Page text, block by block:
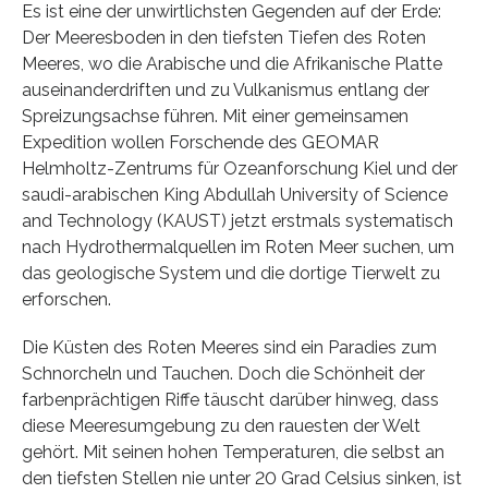
Es ist eine der unwirtlichsten Gegenden auf der Erde:
Der Meeresboden in den tiefsten Tiefen des Roten
Meeres, wo die Arabische und die Afrikanische Platte
auseinanderdriften und zu Vulkanismus entlang der
Spreizungsachse führen. Mit einer gemeinsamen
Expedition wollen Forschende des GEOMAR
Helmholtz-Zentrums für Ozeanforschung Kiel und der
saudi-arabischen King Abdullah University of Science
and Technology (KAUST) jetzt erstmals systematisch
nach Hydrothermalquellen im Roten Meer suchen, um
das geologische System und die dortige Tierwelt zu
erforschen.
Die Küsten des Roten Meeres sind ein Paradies zum
Schnorcheln und Tauchen. Doch die Schönheit der
farbenprächtigen Riffe täuscht darüber hinweg, dass
diese Meeresumgebung zu den rauesten der Welt
gehört. Mit seinen hohen Temperaturen, die selbst an
den tiefsten Stellen nie unter 20 Grad Celsius sinken, ist